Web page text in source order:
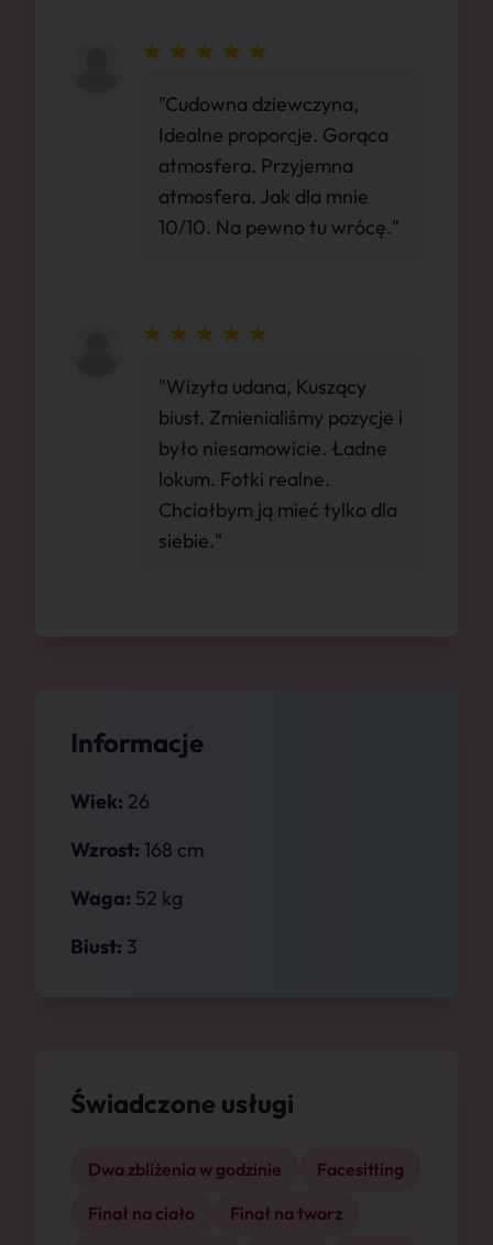
Informacje
Wiek: 26
Wzrost: 168 cm
Waga: 52 kg
Biust: 3
Świadczone usługi
Dwa zbliżenia w godzinie
Facesitting
Finał na ciało
Finał na twarz
"Cudowna dziewczyna,
Idealne proporcje. Gorąca
atmosfera. Przyjemna
atmosfera. Jak dla mnie
10/10. Na pewno tu wrócę."
"Wizyta udana, Kuszący
biust. Zmienialiśmy pozycje i
było niesamowicie. Ładne
lokum. Fotki realne.
Chciałbym ją mieć tylko dla
siebie."